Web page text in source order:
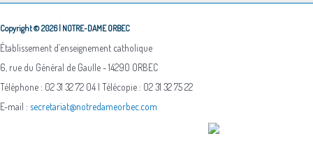
Copyright © 2026 | NOTRE-DAME ORBEC
Établissement d’enseignement catholique
6, rue du Général de Gaulle - 14290 ORBEC
Téléphone : 02 31 32 72 04 | Télécopie : 02 31 32 75 22
E-mail : secretariat@notredameorbec.com